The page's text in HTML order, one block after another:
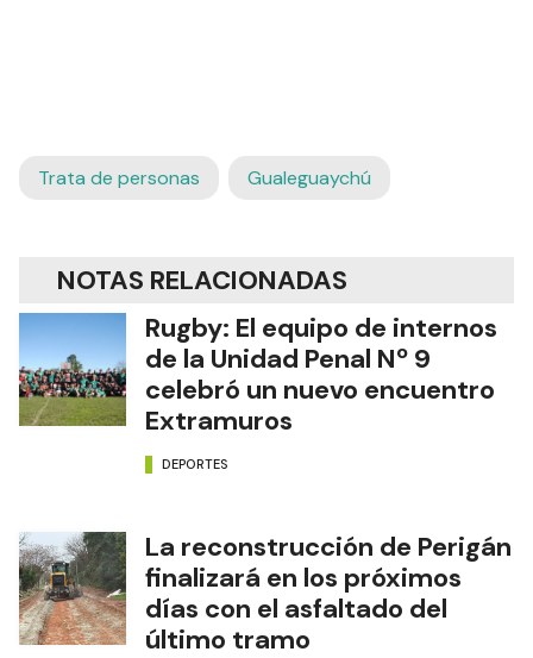
Trata de personas Gualeguaychú
NOTAS RELACIONADAS
Rugby: El equipo de internos
de la Unidad Penal Nº 9
celebró un nuevo encuentro
Extramuros
DEPORTES
La reconstrucción de Perigán
finalizará en los próximos
días con el asfaltado del
último tramo